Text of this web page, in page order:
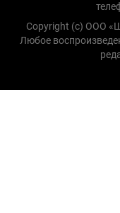
Copyright (с) ООО
Любое